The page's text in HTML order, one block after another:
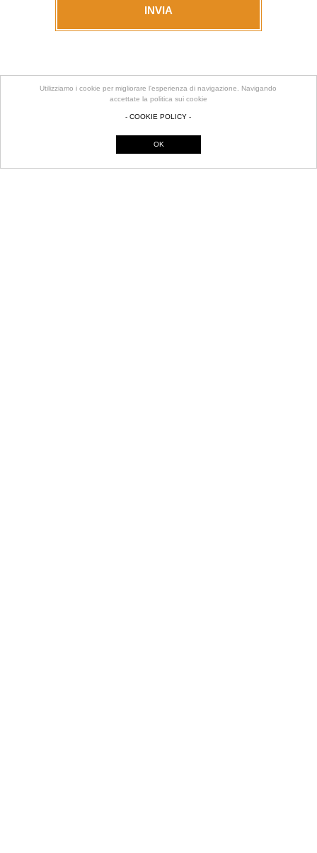
OK
Utilizziamo i cookie per migliorare l'esperienza di navigazione. Navigando
accettate la politica sui cookie
- COOKIE POLICY -
INVIA
CONTATTI